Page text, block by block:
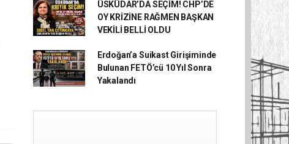
ÜSKÜDAR’DA SEÇİM! CHP’DE
OY KRİZİNE RAĞMEN BAŞKAN
VEKİLİ BELLİ OLDU
Erdoğan’a Suikast Girişiminde
Bulunan FETÖ’cü 10 Yıl Sonra
Yakalandı